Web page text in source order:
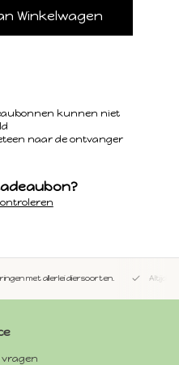
kunnen niet
naar de ontvanger
met allerlei diersoorten. Altijd
vragen